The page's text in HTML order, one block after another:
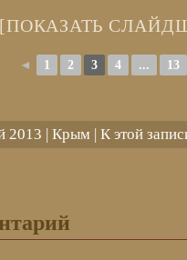
[ПОКАЗАТЬ
◄ 1 2 3 4 ... 13
| Крым| К этой